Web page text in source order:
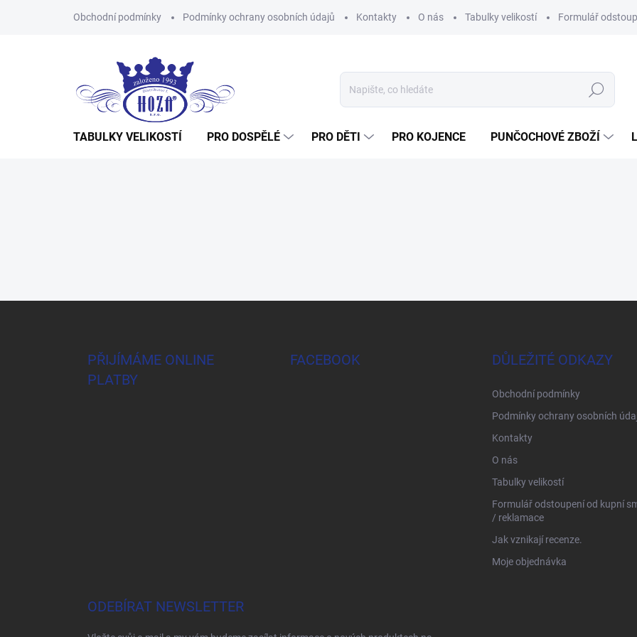
Obchodní podmínky Podmínky ochrany osobních údajů Kontakty O nás Tabulky velikostí Formulář
Hledat
TABULKY VELIKOSTÍ PRO DOSPĚLÉ PRO DĚTI PRO KOJENCE PUNČOCHOVÉ ZBOŽÍ
PŘIJÍMÁME ONLINE
PLATBY
FACEBOOK DŮLEŽITÉ ODKAZY
Obchodní podmínky
Podmínky ochrany osobních
Kontakty
O nás
Tabulky velikostí
Formulář odstoupení od kupní
/ reklamace
Jak vznikají recenze.
Moje objednávka
ODEBÍRAT NEWSLETTER